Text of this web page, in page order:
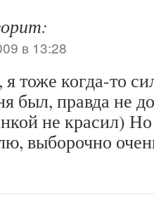
в 13:28
я тоже когда-то
был, правда не
не красил)
выборочно